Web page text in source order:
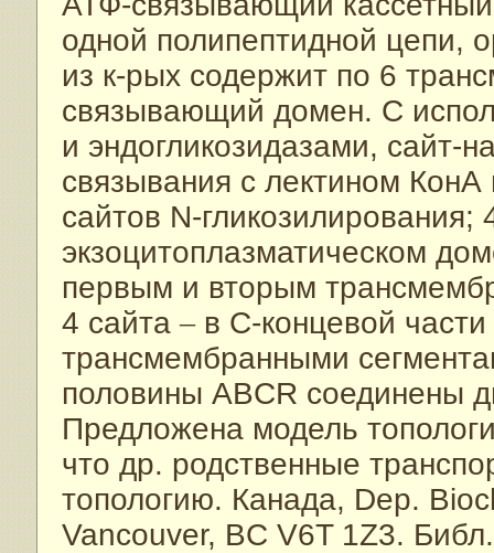
одной полипептидной цепи,
из к-рых содержит по 6
связывающий домен. С
и эндогликозидазами, сайт-
связывания с лектином
сайтов N-
экзоцитоплазматическом
первым и вторым
4 сайта–в С-концевой части
трансмембранными
половины ABCR соединены
Предложена модель
что др. родственные
топологию. Канада, Dep.
Vancouver, BC V6T 1Z3.